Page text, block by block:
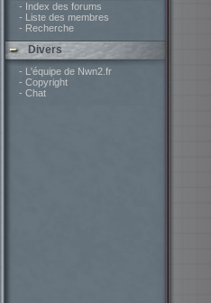
- Index des forums
- Liste des membres
- Recherche
Divers
- L'équipe de Nwn2.fr
- Copyright
- Chat